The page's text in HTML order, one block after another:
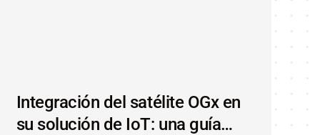
Integración del satélite OGx en
su solución de IoT: una guía